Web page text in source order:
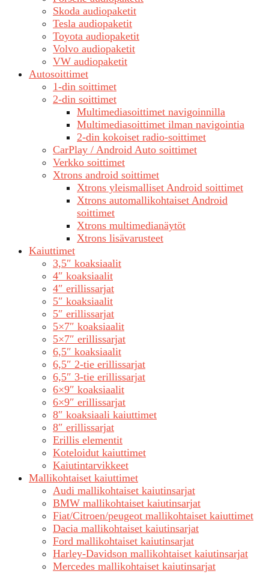
Skoda audiopaketit
Tesla audiopaketit
Toyota audiopaketit
Volvo audiopaketit
VW audiopaketit
Autosoittimet
1-din soittimet
2-din soittimet
Multimediasoittimet navigoinnilla
Multimediasoittimet ilman navigointia
2-din kokoiset radio-soittimet
CarPlay / Android Auto soittimet
Verkko soittimet
Xtrons android soittimet
Xtrons yleismalliset Android soittimet
Xtrons automallikohtaiset Android
soittimet
Xtrons multimedianäytöt
Xtrons lisävarusteet
Kaiuttimet
3,5″ koaksiaalit
4″ koaksiaalit
4″ erillissarjat
5″ koaksiaalit
5″ erillissarjat
5×7″ koaksiaalit
5×7″ erillissarjat
6,5″ koaksiaalit
6,5″ 2-tie erillissarjat
6,5″ 3-tie erillissarjat
6×9″ koaksiaalit
6×9″ erillissarjat
8″ koaksiaali kaiuttimet
8″ erillissarjat
Erillis elementit
Koteloidut kaiuttimet
Kaiutintarvikkeet
Mallikohtaiset kaiuttimet
Audi mallikohtaiset kaiutinsarjat
BMW mallikohtaiset kaiutinsarjat
Fiat/Citroen/peugeot mallikohtaiset kaiuttimet
Dacia mallikohtaiset kaiutinsarjat
Ford mallikohtaiset kaiutinsarjat
Harley-Davidson mallikohtaiset kaiutinsarjat
Mercedes mallikohtaiset kaiutinsarjat